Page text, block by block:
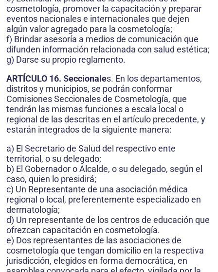
cosmetología, promover la capacitación y preparar
eventos nacionales e internacionales que dejen
algún valor agregado para la cosmetología;
f) Brindar asesoría a medios de comunicación que
difunden información relacionada con salud estética;
g) Darse su propio reglamento.
ARTÍCULO 16. Seccionales. En los departamentos,
distritos y municipios, se podrán conformar
Comisiones Seccionales de Cosmetología, que
tendrán las mismas funciones a escala local o
regional de las descritas en el artículo precedente, y
estarán integrados de la siguiente manera:
a) El Secretario de Salud del respectivo ente
territorial, o su delegado;
b) El Gobernador o Alcalde, o su delegado, según el
caso, quien lo presidirá;
c) Un Representante de una asociación médica
regional o local, preferentemente especializado en
dermatología;
d) Un representante de los centros de educación que
ofrezcan capacitación en cosmetología.
e) Dos representantes de las asociaciones de
cosmetología que tengan domicilio en la respectiva
jurisdicción, elegidos en forma democrática, en